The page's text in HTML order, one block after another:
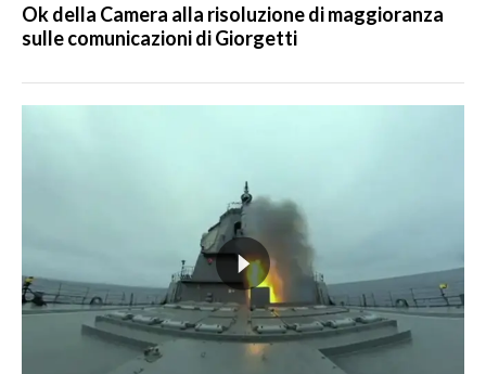
Ok della Camera alla risoluzione di maggioranza
sulle comunicazioni di Giorgetti